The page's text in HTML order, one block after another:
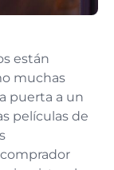
están
muchas
puerta a un
películas de